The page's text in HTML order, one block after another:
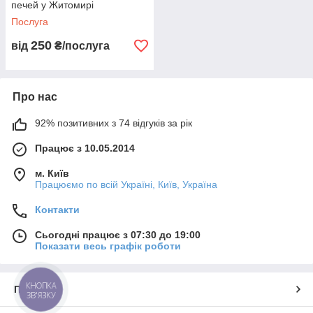
правила безпеки, які гарантують безпеку.
роботу висококваліфікованим фахівцям Гарант-
Так само на будь-який ремонт холодильників,
раді допомогти Вам!
замовити зворотний дзвінок у найближчий робочий час,
написати нам у онлайн чаті на головній сторінці або у
вайбері/телеграм (063) 655-79-85.
РАБОТАЕМ БЕЗ ВЫХОДНЫХ!
печей у Житомирі
Послуга
від 250 ₴/послуга
Про нас
92% позитивних з 74 відгуків за рік
Працює з 10.05.2014
м. Київ
Працюємо по всій Україні, Київ, Україна
Контакти
Сьогодні працює з 07:30 до 19:00
Показати весь графік роботи
Про нас
КНОПКА
ЗВ'ЯЗКУ